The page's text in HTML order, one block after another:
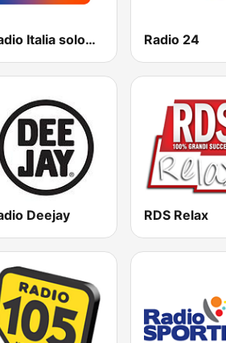
Radio Italia solomusicaitaliana Radio 24
Deejay RDS Relax